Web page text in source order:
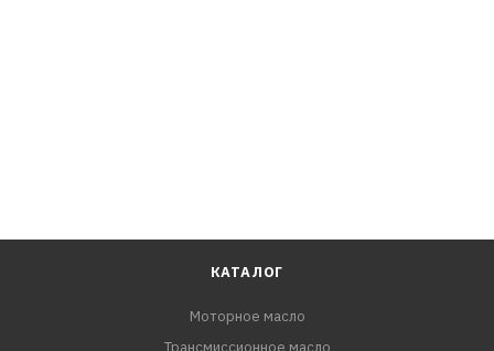
КАТАЛОГ
Моторное масло
Трансмиссионное масло